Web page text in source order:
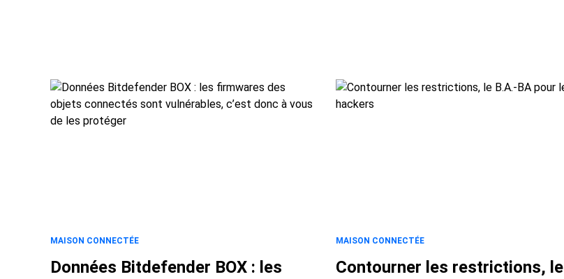
MAISON CONNECTÉE
Données Bitdefender BOX : les
MAISON CONNECTÉE
Contourner les restrictions, le